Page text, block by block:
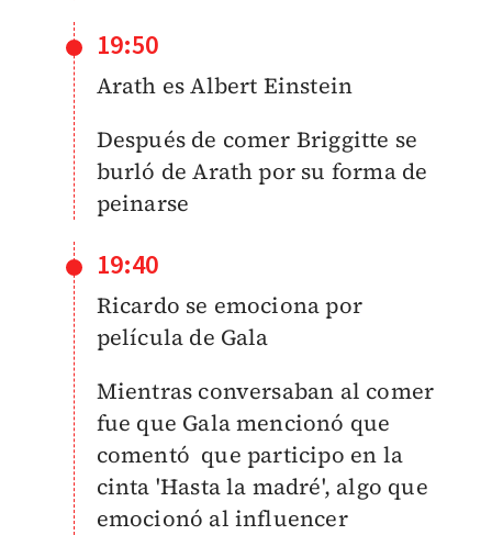
19:50
Arath es Albert Einstein
Después de comer Briggitte se
burló de Arath por su forma de
peinarse
19:40
Ricardo se emociona por
película de Gala
Mientras conversaban al comer
fue que Gala mencionó que
comentó que participo en la
cinta 'Hasta la madré', algo que
emocionó al influencer